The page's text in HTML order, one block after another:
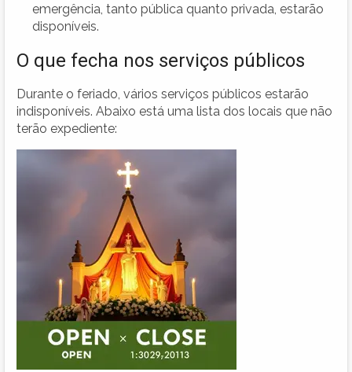
emergência, tanto pública quanto privada, estarão
disponíveis.
O que fecha nos serviços públicos
Durante o feriado, vários serviços públicos estarão
indisponíveis. Abaixo está uma lista dos locais que não
terão expediente: